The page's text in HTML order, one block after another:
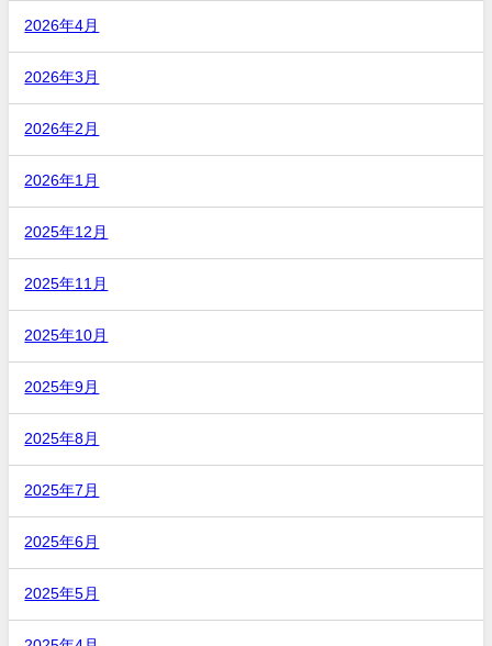
2026年4月
2026年3月
2026年2月
2026年1月
2025年12月
2025年11月
2025年10月
2025年9月
2025年8月
2025年7月
2025年6月
2025年5月